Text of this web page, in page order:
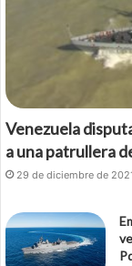
Venezuela
a una patrullera
29 de diciembre de